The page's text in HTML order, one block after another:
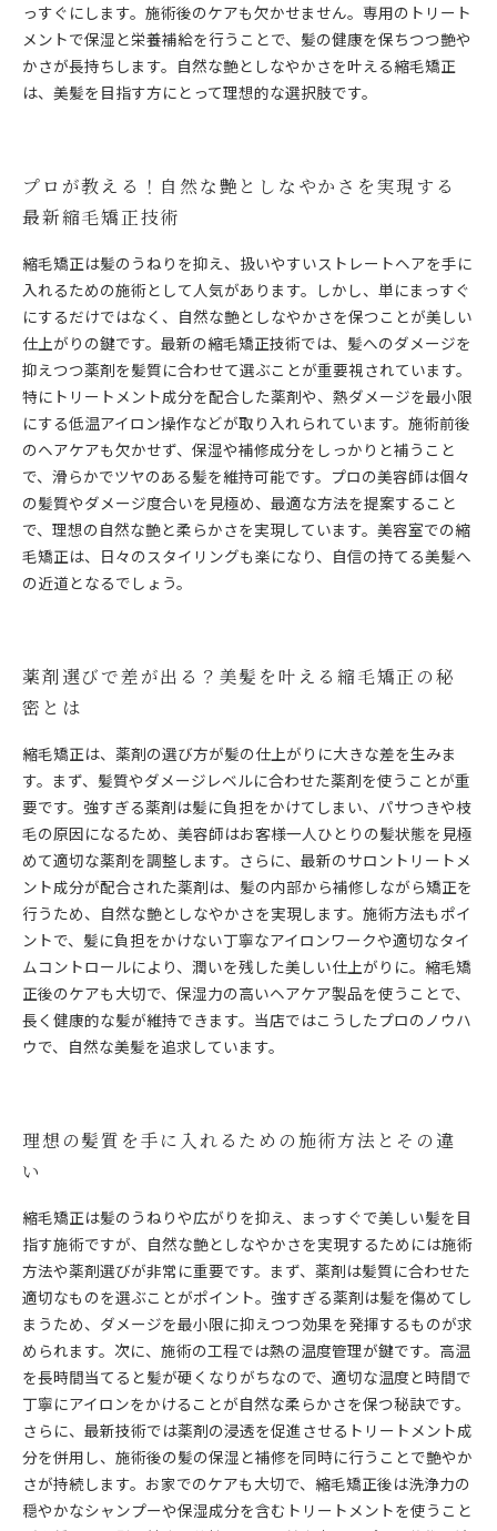
っすぐにします。施術後のケアも欠かせません。専用のトリート
メントで保湿と栄養補給を行うことで、髪の健康を保ちつつ艶や
かさが長持ちします。自然な艶としなやかさを叶える縮毛矯正
は、美髪を目指す方にとって理想的な選択肢です。
プロが教える！自然な艶としなやかさを実現する
最新縮毛矯正技術
縮毛矯正は髪のうねりを抑え、扱いやすいストレートヘアを手に
入れるための施術として人気があります。しかし、単にまっすぐ
にするだけではなく、自然な艶としなやかさを保つことが美しい
仕上がりの鍵です。最新の縮毛矯正技術では、髪へのダメージを
抑えつつ薬剤を髪質に合わせて選ぶことが重要視されています。
特にトリートメント成分を配合した薬剤や、熱ダメージを最小限
にする低温アイロン操作などが取り入れられています。施術前後
のヘアケアも欠かせず、保湿や補修成分をしっかりと補うこと
で、滑らかでツヤのある髪を維持可能です。プロの美容師は個々
の髪質やダメージ度合いを見極め、最適な方法を提案すること
で、理想の自然な艶と柔らかさを実現しています。美容室での縮
毛矯正は、日々のスタイリングも楽になり、自信の持てる美髪へ
の近道となるでしょう。
薬剤選びで差が出る？美髪を叶える縮毛矯正の秘
密とは
縮毛矯正は、薬剤の選び方が髪の仕上がりに大きな差を生みま
す。まず、髪質やダメージレベルに合わせた薬剤を使うことが重
要です。強すぎる薬剤は髪に負担をかけてしまい、パサつきや枝
毛の原因になるため、美容師はお客様一人ひとりの髪状態を見極
めて適切な薬剤を調整します。さらに、最新のサロントリートメ
ント成分が配合された薬剤は、髪の内部から補修しながら矯正を
行うため、自然な艶としなやかさを実現します。施術方法もポイ
ントで、髪に負担をかけない丁寧なアイロンワークや適切なタイ
ムコントロールにより、潤いを残した美しい仕上がりに。縮毛矯
正後のケアも大切で、保湿力の高いヘアケア製品を使うことで、
長く健康的な髪が維持できます。当店ではこうしたプロのノウハ
ウで、自然な美髪を追求しています。
理想の髪質を手に入れるための施術方法とその違
い
縮毛矯正は髪のうねりや広がりを抑え、まっすぐで美しい髪を目
指す施術ですが、自然な艶としなやかさを実現するためには施術
方法や薬剤選びが非常に重要です。まず、薬剤は髪質に合わせた
適切なものを選ぶことがポイント。強すぎる薬剤は髪を傷めてし
まうため、ダメージを最小限に抑えつつ効果を発揮するものが求
められます。次に、施術の工程では熱の温度管理が鍵です。高温
を長時間当てると髪が硬くなりがちなので、適切な温度と時間で
丁寧にアイロンをかけることが自然な柔らかさを保つ秘訣です。
さらに、最新技術では薬剤の浸透を促進させるトリートメント成
分を併用し、施術後の髪の保湿と補修を同時に行うことで艶やか
さが持続します。お家でのケアも大切で、縮毛矯正後は洗浄力の
穏やかなシャンプーや保湿成分を含むトリートメントを使うこと